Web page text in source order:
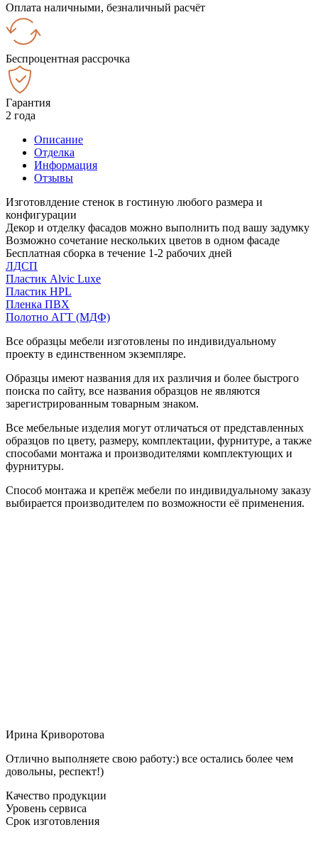
Оплата наличными, безналичный расчёт
Беспроцентная рассрочка
Гарантия
2 года
Описание
Отделка
Информация
Отзывы
Изготовлдение стенок в гостиную любого размера и
конфигурации
Декор и отделку фасадов можно выполнить под вашу задумку
Возможно сочетание нескольких цветов в одном фасаде
Бесплатная сборка в течение 1-2 рабочих дней
ЛДСП
Пластик Alvic Luxe
Пластик HPL
Пленка ПВХ
Полотно АГТ (МДФ)
Все образцы мебели изготовлены по индивидуальному
проекту в единственном экземпляре.
Образцы имеют названия для их различия и более быстрого
поиска по сайту, все названия образцов не являются
зарегистрированным товарным знаком.
Все мебельные изделия могут отличаться от представленных
образцов по цвету, размеру, комплектации, фурнитуре, а также
способами монтажа и производителями комплектующих и
фурнитуры.
Способ монтажа и крепёж мебели по индивидуальному заказу
выбирается производителем по возможности её применения.
Ирина Криворотова
Отлично выполняете свою работу:) все остались более чем
довольны, респект!)
Качество продукции
Уровень сервиса
Срок изготовления